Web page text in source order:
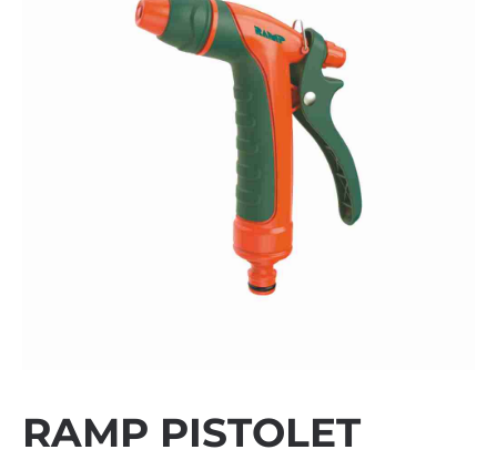
RAMP PISTOLET